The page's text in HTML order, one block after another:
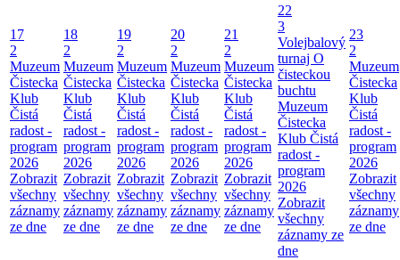
17
2
Muzeum
Čistecka
Klub
Čistá
radost -
program
2026
Zobrazit
všechny
záznamy
ze dne
18
2
Muzeum
Čistecka
Klub
Čistá
radost -
program
2026
Zobrazit
všechny
záznamy
ze dne
19
2
Muzeum
Čistecka
Klub
Čistá
radost -
program
2026
Zobrazit
všechny
záznamy
ze dne
20
2
Muzeum
Čistecka
Klub
Čistá
radost -
program
2026
Zobrazit
všechny
záznamy
ze dne
21
2
Muzeum
Čistecka
Klub
Čistá
radost -
program
2026
Zobrazit
všechny
záznamy
ze dne
22
3
Volejbalový
turnaj O
čisteckou
buchtu
Muzeum
Čistecka
Klub Čistá
radost -
program
2026
Zobrazit
všechny
záznamy ze
dne
23
2
Muzeum
Čistecka
Klub
Čistá
radost -
program
2026
Zobrazit
všechny
záznamy
ze dne